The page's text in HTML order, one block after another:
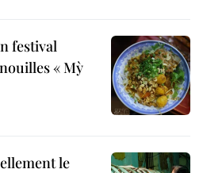
festival
« Mỳ
le